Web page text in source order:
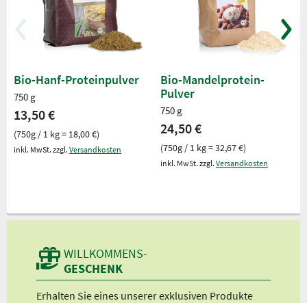
Bio-Hanf-Proteinpulver
750 g
13,50 €
(750g / 1 kg = 18,00 €)
inkl. MwSt. zzgl. Versandkosten
Bio-Mandelprotein-
Pulver
750 g
24,50 €
(750g / 1 kg = 32,67 €)
inkl. MwSt. zzgl. Versandkosten
WILLKOMMENS-
GESCHENK
Erhalten Sie eines unserer exklusiven Produkte